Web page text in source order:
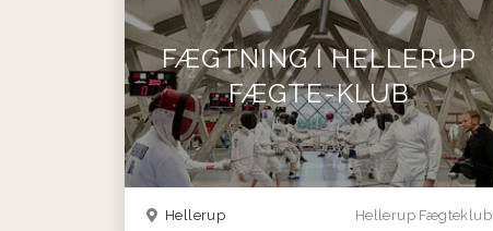
FÆGTNING I HELLERUP
FÆGTE-KLUB
Hellerup Fægteklub
Hellerup